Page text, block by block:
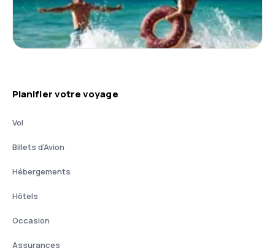
Planifier votre voyage
Vol
Billets d'Avion
Hébergements
Hôtels
Occasion
Assurances